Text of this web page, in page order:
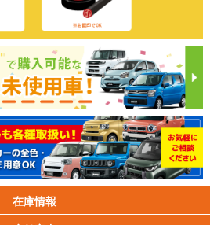
在庫情報